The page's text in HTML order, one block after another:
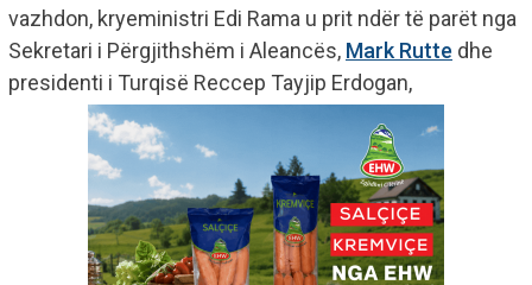
vazhdon, kryeministri Edi Rama u prit ndër të parët nga
Sekretari i Përgjithshëm i Aleancës, Mark Rutte dhe
presidenti i Turqisë Reccep Tayjip Erdogan,